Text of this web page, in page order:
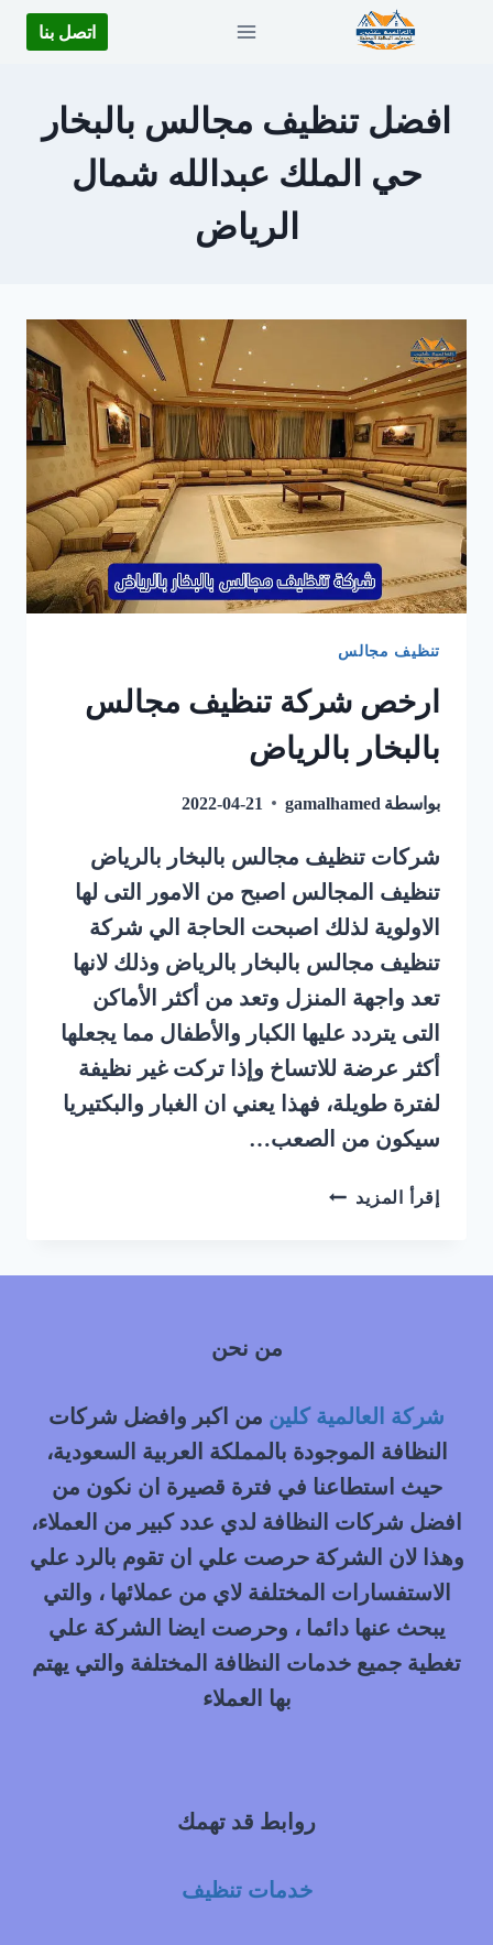
اتصل بنا
افضل تنظيف مجالس بالبخار
حي الملك عبدالله شمال
الرياض
تنظيف مجالس
ارخص شركة تنظيف مجالس
بالبخار بالرياض
بواسطة gamalhamed
2022-04-21
شركات تنظيف مجالس بالبخار بالرياض
تنظيف المجالس اصبح من الامور التى لها
الاولوية لذلك اصبحت الحاجة الي شركة
تنظيف مجالس بالبخار بالرياض وذلك لانها
تعد واجهة المنزل وتعد من أكثر الأماكن
التى يتردد عليها الكبار والأطفال مما يجعلها
أكثر عرضة للاتساخ وإذا تركت غير نظيفة
لفترة طويلة، فهذا يعني ان الغبار والبكتيريا
سيكون من الصعب…
إقرأ المزيد ارخص
مجالس
من نحن
شركة العالمية كلين من اكبر وافضل شركات
النظافة الموجودة بالمملكة العربية السعودية،
حيث استطاعنا في فترة قصيرة ان نكون من
افضل شركات النظافة لدي عدد كبير من العملاء،
وهذا لان الشركة حرصت علي ان تقوم بالرد علي
الاستفسارات المختلفة لاي من عملائها ، والتي
يبحث عنها دائما ، وحرصت ايضا الشركة علي
تغطية جميع خدمات النظافة المختلفة والتي يهتم
بها العملاء
روابط قد تهمك
خدمات تنظيف